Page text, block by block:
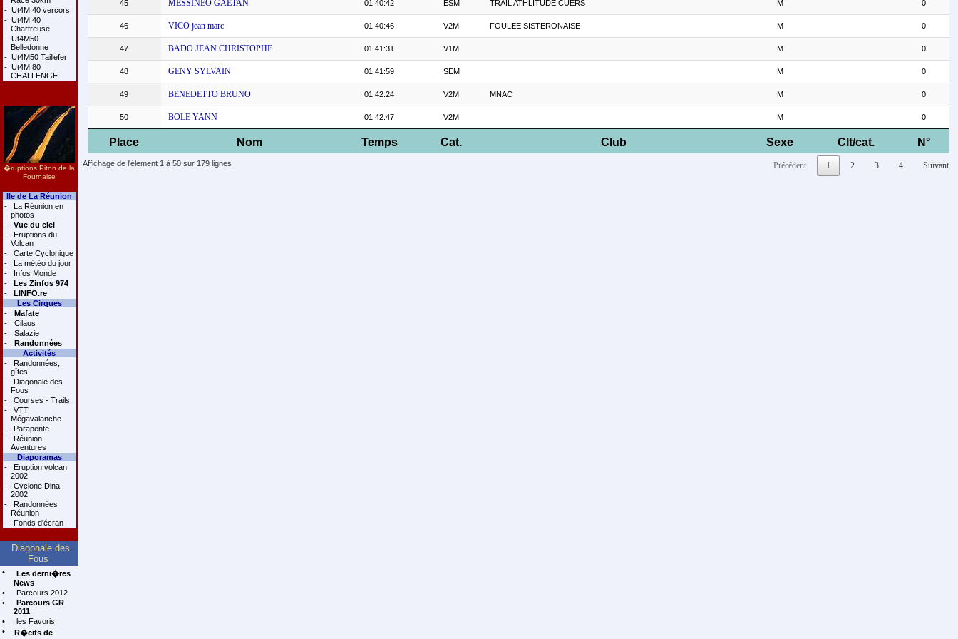
- Ut4M 40 vercors
- Ut4M 40
Chartreuse
- Ut4M50
Belledonne
- Ut4M50 Taillefer
- Ut4M 80
CHALLENGE
�ruptions Piton de la
Fournaise
Ile de La Réunion
-
La Réunion en
photos
-
Vue du ciel
-
Eruptions du
Volcan
-
Carte Cyclonique
-
La météo du jour
-
Infos Monde
-
Les Zinfos 974
-
LINFO.re
Les Cirques
-
Mafate
-
Cilaos
-
Salazie
-
Randonnées
Activités
-
Randonnées,
gîtes
-
Diagonale des
Fous
-
Courses - Trails
-
VTT
Mégavalanche
-
Parapente
-
Réunion
Aventures
Diaporamas
-
Eruption volcan
2002
-
Cyclone Dina
2002
-
Randonnées
Réunion
-
Fonds d'écran
Diagonale des
Fous
•
Les derni�res
News
•
Parcours 2012
•
Parcours GR
2011
•
les Favoris
•
R�cits de
Place Nom Temps Cat. Club Sexe Clt/cat. N°
45 MESSINEO GAETAN 01:40:42 ESM TRAIL ATHLITUDE CUERS M 0
46 VICO jean marc 01:40:46 V2M FOULEE SISTERONAISE M 0
47 BADO JEAN CHRISTOPHE 01:41:31 V1M M 0
48 GENY SYLVAIN 01:41:59 SEM M 0
49 BENEDETTO BRUNO 01:42:24 V2M MNAC M 0
50 BOLE YANN 01:42:47 V2M M 0
Affichage de l'élement 1 à 50 sur 179 lignes Précédent 1 2 3 4 Suivant